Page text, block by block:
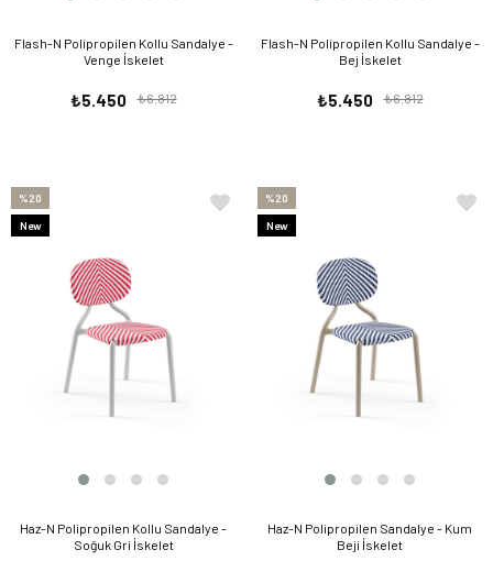
Flash-N Polipropilen Kollu Sandalye -
Venge İskelet
₺5.450 ₺6.812
Flash-N Polipropilen Kollu Sandalye -
Bej İskelet
₺5.450 ₺6.812
Haz-N Polipropilen Kollu Sandalye -
Soğuk Gri İskelet
%20
New
Haz-N Polipropilen Sandalye - Kum
Beji İskelet
%20
New